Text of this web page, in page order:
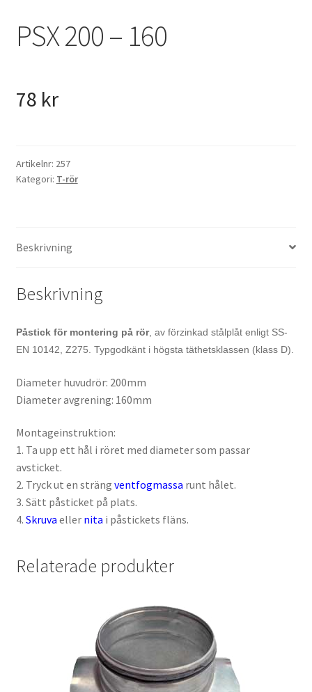
Fynd
PSX 200 – 160
78 kr
Artikelnr: 257
Kategori: T-rör
Beskrivning
Beskrivning
Påstick för montering på rör, av förzinkad stålplåt enligt SS-
EN 10142, Z275. Typgodkänt i högsta täthetsklassen (klass D).
Diameter huvudrör: 200mm
Diameter avgrening: 160mm
Montageinstruktion:
1. Ta upp ett hål i röret med diameter som passar
avsticket.
2. Tryck ut en sträng ventfogmassa runt hålet.
3. Sätt påsticket på plats.
4. Skruva eller nita i påstickets fläns.
Relaterade produkter